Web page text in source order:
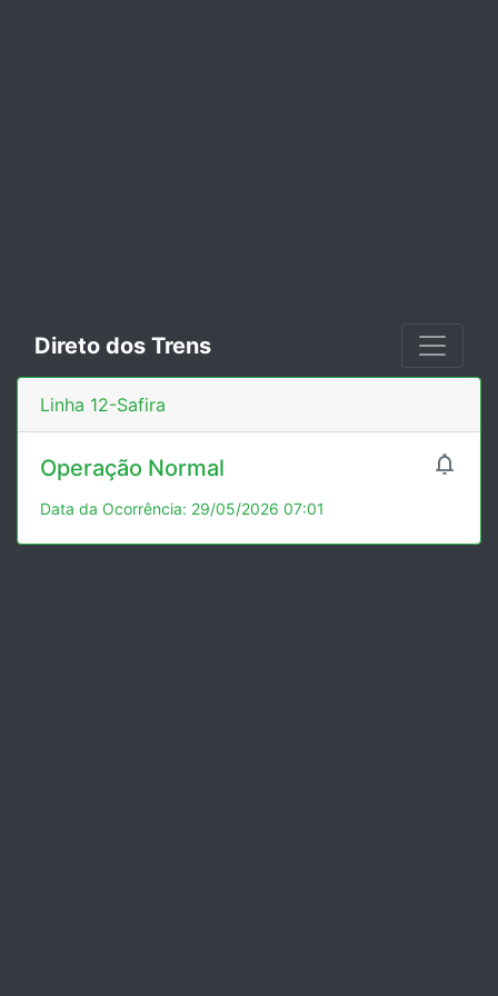
Direto dos Trens
Linha 12-Safira

Operação Normal
Data da Ocorrência: 29/05/2026 07:01